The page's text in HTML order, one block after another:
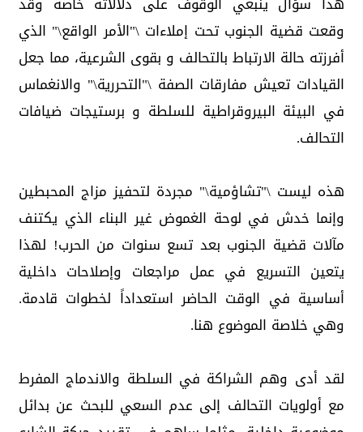
وقعت قضية الجنوب تحت إملاءات \"الأمر الواقع\" الذي
أفرزته حالة الارتباط بالتحالف و بقوى الشرعية، مما جعل
القيادات تعيش مفارقات الصفة \"التحررية\" والانغماس
في البيئة البيروقراطية للسلطة و برستيجات ضيافات
التحالف.
هذه ليست \"تشاؤمية\" مجردة لتحفيز مزاج المحبطين
وإنما خدش في لوحة الغموض غير البناء الذي يكتنف
مآلات قضية الجنوب بعد تسع سنوات من الحرب! لهذا
يتعين التسريع في عمل مراجعات وإصلاحات داخلية
أساسية في الوقت الحاضر استعداداً لخطوات قادمة.
وهي خلاصة الموضوع هنا.
لقد أدى وهم الشراكة في السلطة والاندماج المفرط
مع أولويات التحالف إلى عدم السعي للبحث عن بدائل